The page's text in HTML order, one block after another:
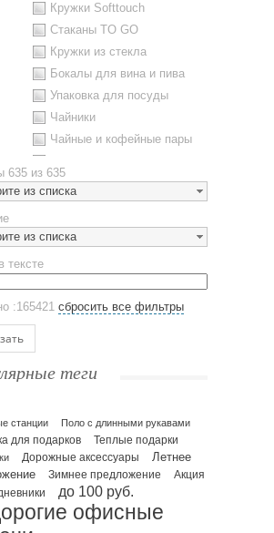
Кружки Softtouch
Стаканы TO GO
Кружки из стекла
Бокалы для вина и пива
Упаковка для посуды
Чайники
Чайные и кофейные пары
Наборы посуды
Предметы сервировки
Стаканы
Эко кружки
ЕВРОПОСУДА
Аксессуары
Ежедневники и блокноты
Датированные ежедневники
Планинги и телефонные книжки
Планинги датированные
Планинги недатированные
Телефонные книжки
Еженедельники
635 из 635
из списка
из списка
тексте
:165421 сбросить все фильтры
теги
станции Поло с длинными рукавами
для подарков
Теплые подарки
Дорожные аксессуары
Летнее
Зимнее предложение
Акция
до 100 руб.
офисные